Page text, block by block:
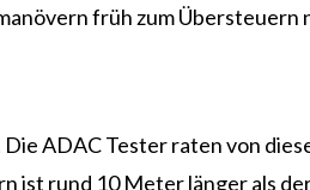
früh zum Übersteuern
ADAC Tester raten von
ist rund 10 Meter länger als